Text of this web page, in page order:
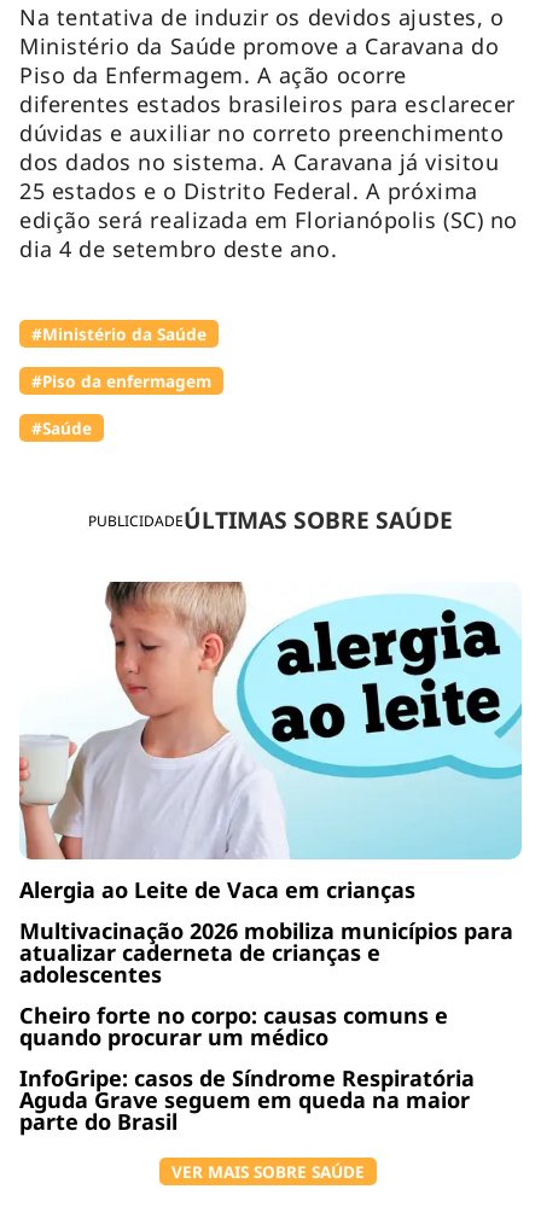
PUBLICIDADEÚLTIMAS SOBRE SAÚDE
Alergia ao Leite de Vaca em crianças
Multivacinação 2026 mobiliza municípios para
atualizar caderneta de crianças e
adolescentes
Cheiro forte no corpo: causas comuns e
quando procurar um médico
InfoGripe: casos de Síndrome Respiratória
Aguda Grave seguem em queda na maior
parte do Brasil
VER MAIS SOBRE SAÚDE
Na tentativa de induzir os devidos ajustes, o
Ministério da Saúde promove a Caravana do
Piso da Enfermagem. A ação ocorre
diferentes estados brasileiros para esclarecer
dúvidas e auxiliar no correto preenchimento
dos dados no sistema. A Caravana já visitou
25 estados e o Distrito Federal. A próxima
edição será realizada em Florianópolis (SC) no
dia 4 de setembro deste ano.
#Ministério da Saúde
#Piso da enfermagem
#Saúde